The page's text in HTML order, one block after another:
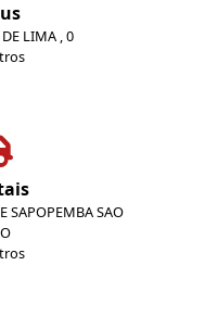
DE LIMA , 0
SAPOPEMBA SAO